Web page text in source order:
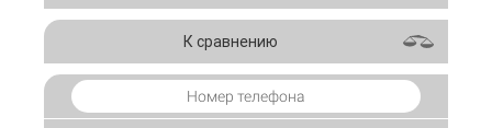
К сравнению